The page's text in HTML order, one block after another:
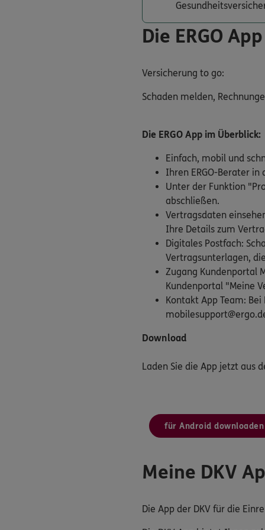
Die ERGO App
Versicherung to go:
Schaden melden,
Die ERGO App im Überblick:
Einfach, mobil und
Ihren ERGO-Berater
Unter der Funktion
abschließen.
Vertragsdaten
Ihre Details zum
Digitales Postfach:
Vertragsunterlagen,
Zugang Kundenportal
Kundenportal "Meine
Kontakt App Team:
Download
Laden Sie die App jetzt aus
für Android downloaden
Meine DKV
Die App der DKV für die